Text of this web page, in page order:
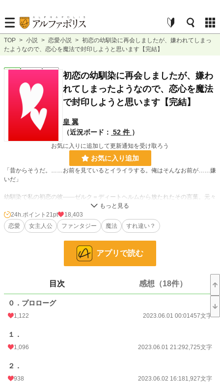
TOP > 小説 > 恋愛小説 > 初恋の幼馴染に再会しましたが、嫌われてしまっ
たようなので、恋心を魔法で封印しようと思います【完結】
恋愛 連載中 短編
初恋の幼馴染に再会しましたが、嫌わ
れてしまったようなので、恋心を魔法
で封印しようと思います【完結】
皇 翼
（近況ボード： 52 件 ）
お気に入りに追加して更新通知を受け取ろう
お気に入り追加
「昔からそうだ。……お前を見ているとイライラする。俺はそんなお前が……嫌
いだ」
幼馴染で私の初恋の彼――ゼルク＝ディートヘルムから放たれたその言葉。元々
彼から好かれているなんていう希望は捨てていたはずなのに、自分は彼の隣に居
続けることが出来ないと分かっていた筈なのに、その言葉にこれ以上ない程の衝
撃を受けている自分がいることに驚いた。
声が自然と震えるのが分かる。目頭も火が出そうなくらいに熱くて、今にも泣き
出してしまいそうだ。でも絶対に泣きたくなんてない。それは私の意地もある
し、なによりもここで泣いたら、自分が今まで貫いてきたものが崩れてしまいそ
うで……。だから言ってしまった。
「私だって貴方なんて、――――嫌いよ。大っ嫌い」
＊＊＊＊＊＊
以前この作品を書いていましたが、更新しない内に展開が自分で納得できなくな
ったため、大幅に内容を変えています。
小説
24h.ポイント 21pt
18,403
恋愛
女主人公 ファンタジー 魔法 すれ違い？
アプリで読む
目次 感想（18件）
０．プロローグ
1,122 2023.06.01 00:01457文字
１．
1,096 2023.06.01 21:292,725文字
２．
938 2023.06.02 16:181,927文字